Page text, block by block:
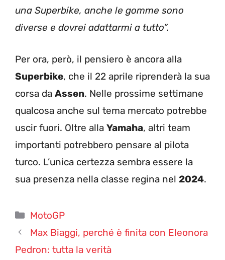
una Superbike, anche le gomme sono
diverse e dovrei adattarmi a tutto”.
Per ora, però, il pensiero è ancora alla
Superbike, che il 22 aprile riprenderà la sua
corsa da Assen. Nelle prossime settimane
qualcosa anche sul tema mercato potrebbe
uscir fuori. Oltre alla Yamaha, altri team
importanti potrebbero pensare al pilota
turco. L’unica certezza sembra essere la
sua presenza nella classe regina nel 2024.
Categorie
MotoGP
Max Biaggi, perché è finita con Eleonora
Pedron: tutta la verità